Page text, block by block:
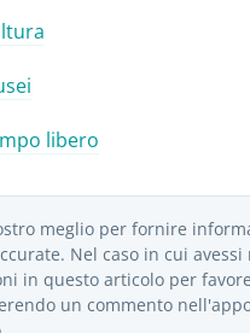
libero
meglio per fornire
Nel caso in cui avessi
in questo articolo per favore
un commento